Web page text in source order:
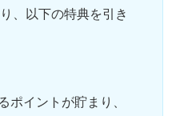
、以下の特典を引き
ポイントが貯まり、